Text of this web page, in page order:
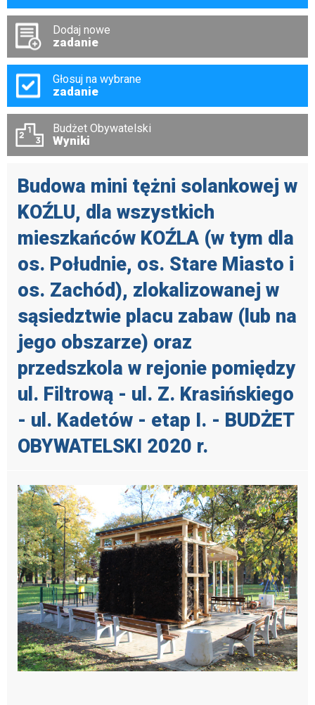
Dodaj nowe
zadanie
Głosuj na wybrane
zadanie
Budżet Obywatelski
Wyniki
Budowa mini tężni solankowej w
KOŹLU, dla wszystkich
mieszkańców KOŹLA (w tym dla
os. Południe, os. Stare Miasto i
os. Zachód), zlokalizowanej w
sąsiedztwie placu zabaw (lub na
jego obszarze) oraz
przedszkola w rejonie pomiędzy
ul. Filtrową - ul. Z. Krasińskiego
- ul. Kadetów - etap I. - BUDŻET
OBYWATELSKI 2020 r.